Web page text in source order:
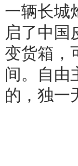
一辆长城
启了中国
变货箱，
间。自由
的，独一